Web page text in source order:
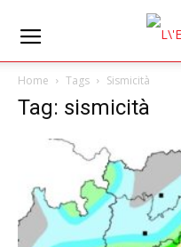
Home Tags Sismicità
Tag: sismicità